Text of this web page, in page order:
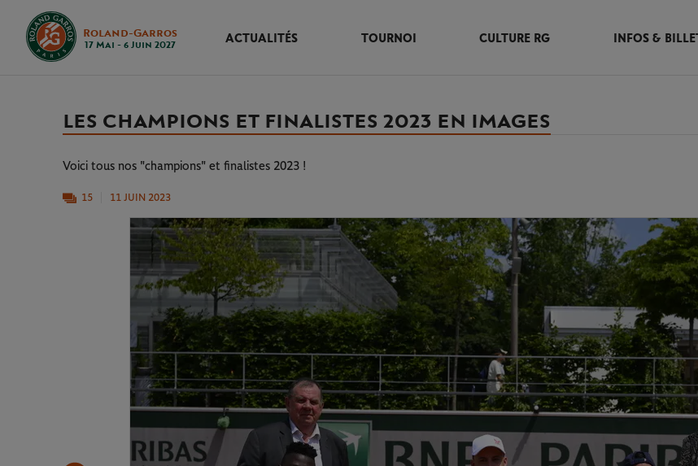
Roland-Garros
17 Mai - 6 Juin 2027
ACTUALITÉS TOURNOI CULTURE RG INFOS &
LES CHAMPIONS ET FINALISTES 2023 EN IMAGES
Voici tous nos "champions" et finalistes 2023 !
15 11 JUIN 2023